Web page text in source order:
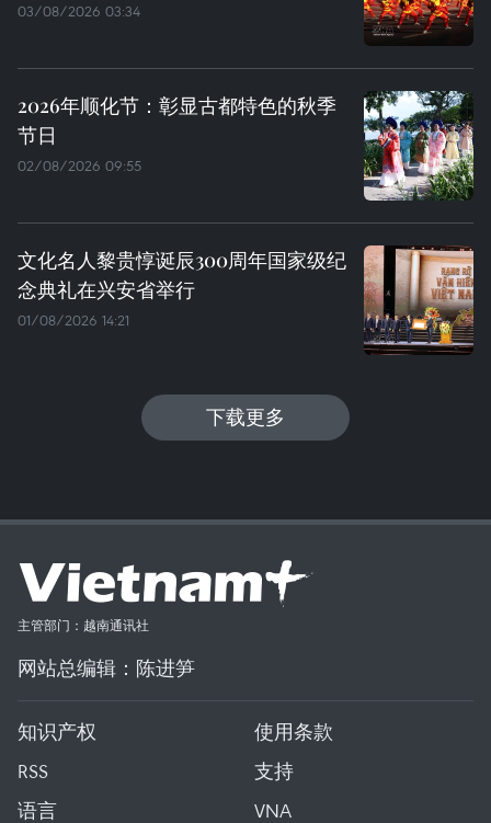
03/08/2026 03:34
2026年顺化节：彰显古都特色的秋季
节日
02/08/2026 09:55
文化名人黎贵惇诞辰300周年国家级纪
念典礼在兴安省举行
01/08/2026 14:21
下载更多
主管部门：越南通讯社
网站总编辑：陈进笋
知识产权
使用条款
RSS
支持
语言
VNA